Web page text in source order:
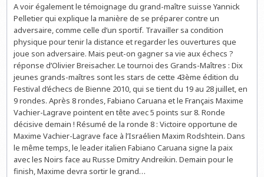
À
:
RONDE
8
LIVE
À
14H
A voir également le témoignage du grand-maître suisse Yannick
Pelletier qui explique la manière de se préparer contre un
adversaire, comme celle d’un sportif. Travailler sa condition
physique pour tenir la distance et regarder les ouvertures que
joue son adversaire. Mais peut-on gagner sa vie aux échecs ?
réponse d’Olivier Breisacher. Le tournoi des Grands-Maîtres : Dix
jeunes grands-maîtres sont les stars de cette 43ème édition du
Festival d’échecs de Bienne 2010, qui se tient du 19 au 28 juillet, en
9 rondes. Après 8 rondes, Fabiano Caruana et le Français Maxime
Vachier-Lagrave pointent en tête avec 5 points sur 8. Ronde
décisive demain ! Résumé de la ronde 8 : Victoire opportune de
Maxime Vachier-Lagrave face à l’Israélien Maxim Rodshtein. Dans
le même temps, le leader italien Fabiano Caruana signe la paix
avec les Noirs face au Russe Dmitry Andreikin. Demain pour le
finish, Maxime devra sortir le grand…